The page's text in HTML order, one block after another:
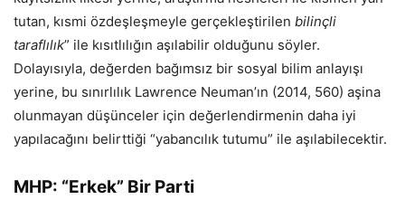
tutan, kısmi özdeşleşmeyle gerçekleştirilen bilinçli
taraflılık” ile kısıtlılığın aşılabilir olduğunu söyler.
Dolayısıyla, değerden bağımsız bir sosyal bilim anlayışı
yerine, bu sınırlılık Lawrence Neuman’ın (2014, 560) aşina
olunmayan düşünceler için değerlendirmenin daha iyi
yapılacağını belirttiği “yabancılık tutumu” ile aşılabilecektir.
MHP: “Erkek” Bir Parti